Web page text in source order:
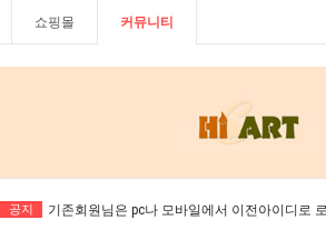
쇼핑몰 커뮤니티
공지 기존회원님은 pc나 모바일에서 이전아이디로